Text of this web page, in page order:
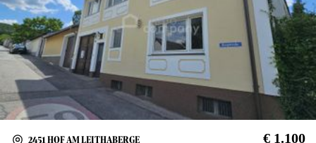
2451 HOF AM LEITHABERGE € 1.100